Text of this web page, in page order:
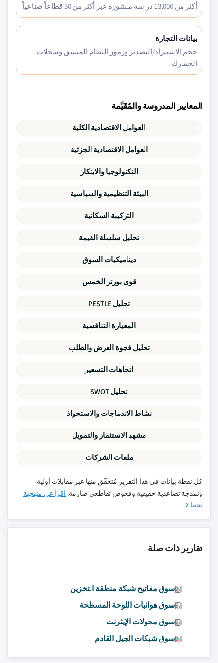
أكثر من 13,000 دراسة منشورة عبر أكثر من 30 قطاعاً صناعياً
بيانات التجارة
حجم الاستيراد/التصدير ورموز النظام المنسق وسجلات
الجمارك
المعايير المدروسة والمُقَيَّمة
العوامل الاقتصادية الكلية
العوامل الاقتصادية الجزئية
التكنولوجيا والابتكار
البيئة التنظيمية والسياسية
التركيبة السكانية
تحليل سلسلة القيمة
ديناميكيات السوق
قوى بورتر الخمس
تحليل PESTLE
المعيارة التنافسية
تحليل فجوة العرض والطلب
اتجاهات التسعير
تحليل SWOT
نشاط الاندماجات والاستحواذ
مشهد الاستثمار والتمويل
ملفات الشركات
كل نقطة بيانات في هذا التقرير مُتحقّق منها عبر مقابلات أولية
ونمذجة تصاعدية حقيقية وفحوص تقاطعي صارمة. اقرأ عن منهجية
بحثنا →
تقارير ذات صلة
سوق مفاتيح شبكة منطقة التخزين
سوق هوائيات اللوحة المسطحة
سوق محولات الإيثرنت
سوق شبكات الجيل القادم